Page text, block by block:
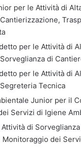
per le Attività di
per le Attività di
di
per le Attività di
Tecnica
Junior per il
Servizi di Igiene
di
dei